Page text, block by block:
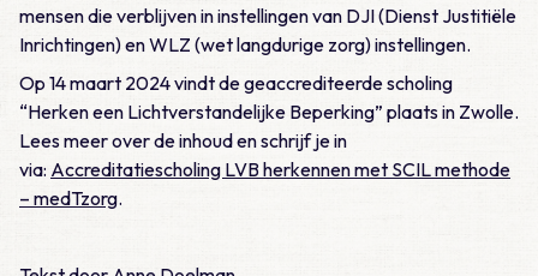
mensen die verblijven in instellingen van DJI (Dienst Justitiële
Inrichtingen) en WLZ (wet langdurige zorg) instellingen.
Op 14 maart 2024 vindt de geaccrediteerde scholing
“Herken een Lichtverstandelijke Beperking” plaats in Zwolle.
Lees meer over de inhoud en schrijf je in
via: Accreditatiescholing LVB herkennen met SCIL methode
– medTzorg.